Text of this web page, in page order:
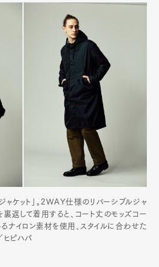
ャケット」。2WAY仕様のリバーシブルジャ
裏返して着用すると、コート丈のモッズコー
ナイロン素材を使用、スタイルに合わせた
ピハパ